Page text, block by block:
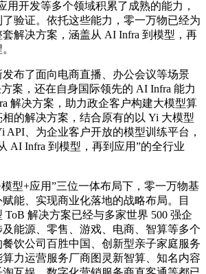
用开发等多个领域积累了成熟的能力，
验证。依托这些能力，零一万物已经为
解决方案，涵盖从 AI Infra 到模型，再
了面向电商直播、办公会议等场景
案，还在自身国际领先的 AI Infra 能力
解决方案，助力政企客户构建大模型算
的解决方案，结合原有的以 Yi 大模型
API、为企业客户开放的模型训练平台，
AI Infra 到模型，再到应用”的全行业
+应用”三位一体布局下，零一万物基
能、实现商业化落地的战略布局。目
ToB 解决方案已经与多家世界 500 强企
能源、零售、游戏、电商、智算等多个
饮公司百胜中国、创新型亲子家庭服务
力运营服务厂商图灵新智算、知名内容